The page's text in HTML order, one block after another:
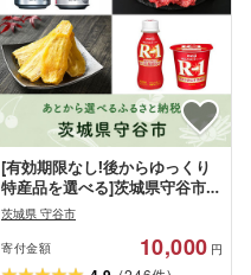
[有効期限なし!後からゆっくり
特産品を選べる]茨城県守谷市カ
タログポイント
茨城県 守谷市
寄付金額 10,000 円